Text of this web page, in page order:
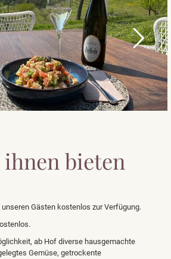
bieten
Gästen kostenlos zur Verfügung.
ab Hof diverse hausgemachte
Gemüse, getrockente